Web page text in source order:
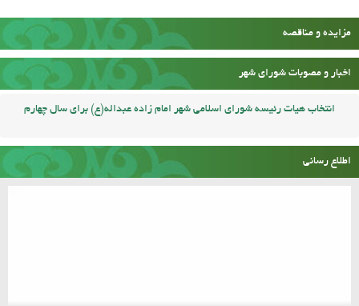
مزایده و مناقصه
اخبار و مصوبات شورای شهر
انتخاب هیات رئیسه شورای اسلامی شهر امام زاده عبداله(ع) برای سال چهارم
اطلاع رسانی